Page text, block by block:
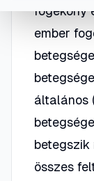
fogékony
ember
általános
betegszik
összes